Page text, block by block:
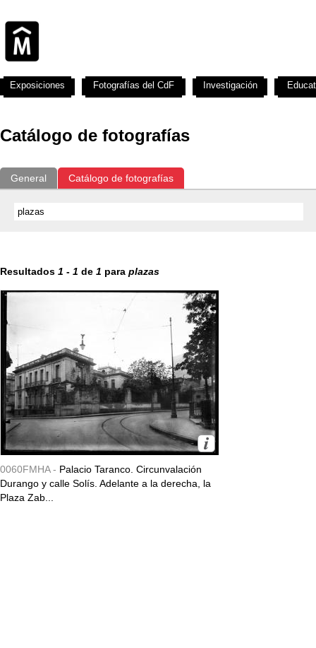
Catálogo de fotografías
General Catálogo de fotografías
Resultados 1 - 1 de 1 para plazas
0060FMHA - Palacio Taranco. Circunvalación
Durango y calle Solís. Adelante a la derecha, la
Plaza Zab...
Exposiciones Fotografías del CdF Investigación